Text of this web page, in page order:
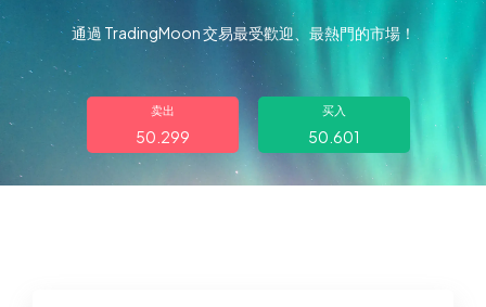
交易
通過 TradingMoon 交易最受歡迎、最熱門的市場！
卖出
50.299
买入
50.601